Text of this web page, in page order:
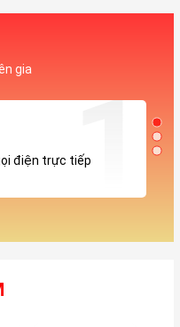
gia
điện trực tiếp